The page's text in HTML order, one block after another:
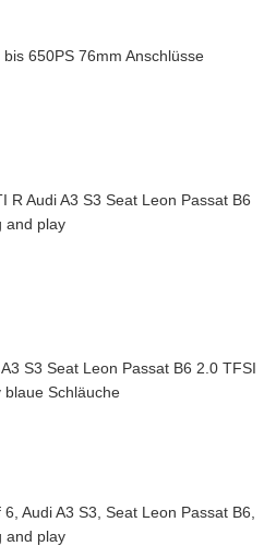
650PS 76mm Anschlüsse
R Audi A3 S3 Seat Leon Passat B6
and play
S3 Seat Leon Passat B6 2.0 TFSI
blaue Schläuche
Audi A3 S3, Seat Leon Passat B6,
and play